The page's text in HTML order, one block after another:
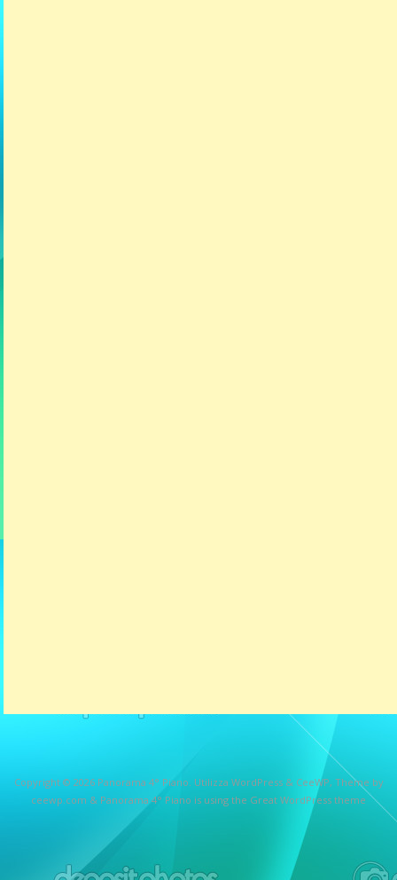
Copyright © 2026 Panorama 4° Piano. Utilizza WordPress& CeeWP, Theme by
ceewp.com & Panorama 4° Piano is using the Great WordPress theme